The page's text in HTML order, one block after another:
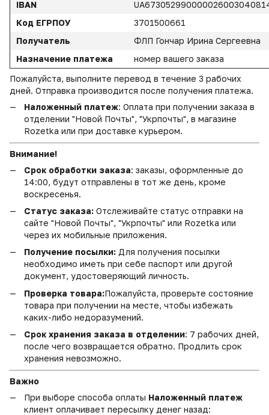
IBAN
Код ЕГРПОУ
3701500661
Получатель
ФЛП Гончар Ирина Сергеевна
Назначение платежа
номер вашего заказа
Пожалуйста, выполните перевод в течение 3 рабочих
дней. Отправка производится после получения платежа.
Наложенный платеж: Оплата при получении заказа в
отделении "Новой Почты", "Укрпочты", в магазине
Rozetka или при доставке курьером.
Внимание!
Срок обработки заказа: заказы, оформленные до
14:00, будут отправлены в тот же день, кроме
воскресенья.
Статус заказа: Отслеживайте статус отправки на
сайте "Новой Почты", "Укрпочты" или Rozetka или
через их мобильные приложения.
Получение посылки: Для получения посылки
необходимо иметь при себе паспорт или другой
документ, удостоверяющий личность.
Проверка товара:Пожалуйста, проверьте состояние
товара при получении на месте, чтобы избежать
каких-либо недоразумений.
Срок хранения заказа в отделении: 7 рабочих дней,
после чего возвращается обратно. Продлить срок
хранения невозможно.
Важно
При выборе способа оплаты Наложенный платеж
клиент оплачивает пересылку денег назад: